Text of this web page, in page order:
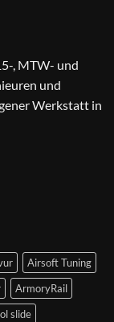
, MTW- und
und
Werkstatt in
Airsoft Tuning
ArmoryRail
slide